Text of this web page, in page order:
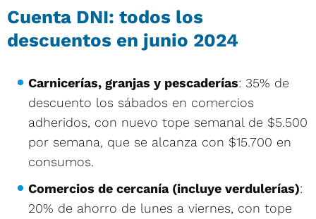
Cuenta DNI: todos los
descuentos en junio 2024
Carnicerías, granjas y pescaderías: 35% de
descuento los sábados en comercios
adheridos, con nuevo tope semanal de $5.500
por semana, que se alcanza con $15.700 en
consumos.
Comercios de cercanía (incluye verdulerías):
20% de ahorro de lunes a viernes, con tope